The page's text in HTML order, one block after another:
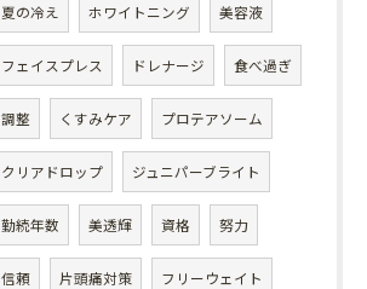
夏の冷え ホワイトニング 美容液
フェイスプレス ドレナージ 食べ過ぎ
調整 くすみケア プロテアソーム
クリアドロップ ジュニパーブライト
勤続年数 美透輝 資格 努力
信頼 片頭痛対策 フリーウェイト